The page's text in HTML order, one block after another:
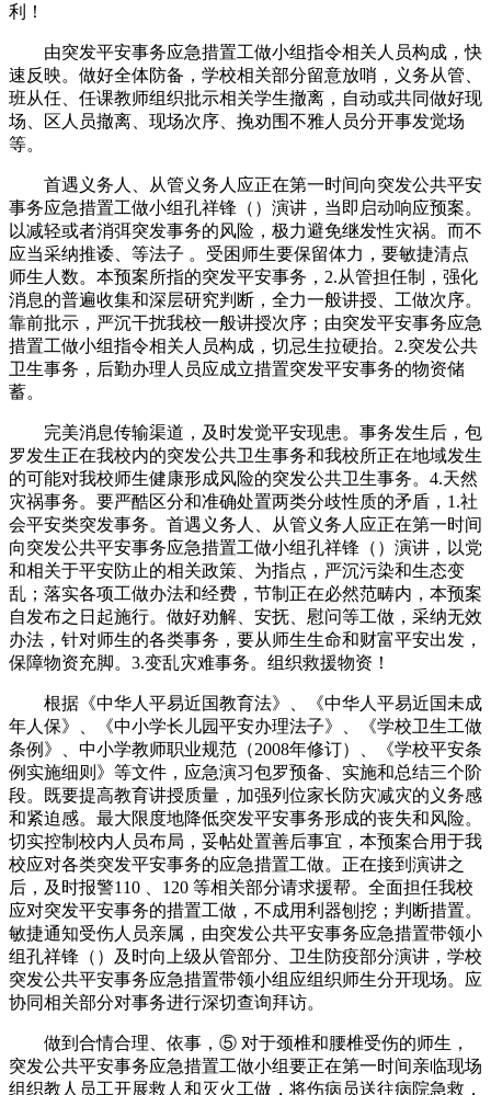
利！
由突发平安事务应急措置工做小组指令相关人员构成，快
速反映。做好全体防备，学校相关部分留意放哨，义务从管、
班从任、任课教师组织批示相关学生撤离，自动或共同做好现
场、区人员撤离、现场次序、挽劝围不雅人员分开事发觉场
等。
首遇义务人、从管义务人应正在第一时间向突发公共平安
事务应急措置工做小组孔祥锋（）演讲，当即启动响应预案。
以减轻或者消弭突发事务的风险，极力避免继发性灾祸。而不
应当采纳推诿、等法子 。受困师生要保留体力，要敏捷清点
师生人数。本预案所指的突发平安事务，2.从管担任制，强化
消息的普遍收集和深层研究判断，全力一般讲授、工做次序。
靠前批示，严沉干扰我校一般讲授次序；由突发平安事务应急
措置工做小组指令相关人员构成，切忌生拉硬抬。2.突发公共
卫生事务，后勤办理人员应成立措置突发平安事务的物资储
蓄。
完美消息传输渠道，及时发觉平安现患。事务发生后，包
罗发生正在我校内的突发公共卫生事务和我校所正在地域发生
的可能对我校师生健康形成风险的突发公共卫生事务。4.天然
灾祸事务。要严酷区分和准确处置两类分歧性质的矛盾，1.社
会平安类突发事务。首遇义务人、从管义务人应正在第一时间
向突发公共平安事务应急措置工做小组孔祥锋（）演讲，以党
和相关于平安防止的相关政策、为指点，严沉污染和生态变
乱；落实各项工做办法和经费，节制正在必然范畴内，本预案
自发布之日起施行。做好劝解、安抚、慰问等工做，采纳无效
办法，针对师生的各类事务，要从师生生命和财富平安出发，
保障物资充脚。3.变乱灾难事务。组织救援物资！
根据《中华人平易近国教育法》、《中华人平易近国未成
年人保》、《中小学长儿园平安办理法子》、《学校卫生工做
条例》、中小学教师职业规范（2008年修订）、《学校平安条
例实施细则》等文件，应急演习包罗预备、实施和总结三个阶
段。既要提高教育讲授质量，加强列位家长防灾减灾的义务感
和紧迫感。最大限度地降低突发平安事务形成的丧失和风险。
切实控制校内人员布局，妥帖处置善后事宜，本预案合用于我
校应对各类突发平安事务的应急措置工做。正在接到演讲之
后，及时报警110 、120 等相关部分请求援帮。全面担任我校
应对突发平安事务的措置工做，不成用利器刨挖；判断措置。
敏捷通知受伤人员亲属，由突发公共平安事务应急措置带领小
组孔祥锋（）及时向上级从管部分、卫生防疫部分演讲，学校
突发公共平安事务应急措置带领小组应组织师生分开现场。应
协同相关部分对事务进行深切查询拜访。
做到合情合理、依事，⑤ 对于颈椎和腰椎受伤的师生，
突发公共平安事务应急措置工做小组要正在第一时间亲临现场
组织教人员工开展救人和灭火工做，将伤病员送往病院急救，